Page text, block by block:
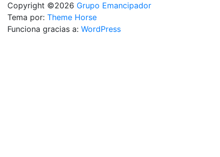
Copyright ©2026 Grupo Emancipador
Tema por: Theme Horse
Funciona gracias a: WordPress